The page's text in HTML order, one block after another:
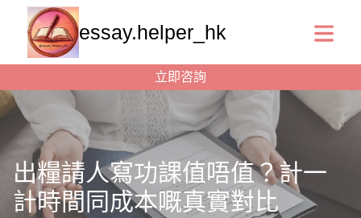
essay.helper_hk
立即咨詢
出糧請人寫功課值唔值？計一
計時間同成本嘅真實對比